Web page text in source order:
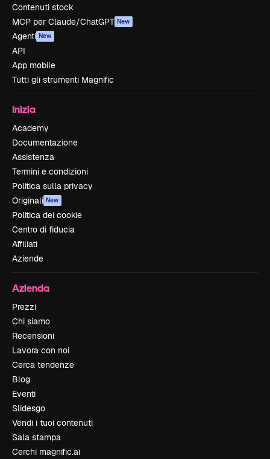
Contenuti stock
MCP per Claude/ChatGPT New
Agenti New
API
App mobile
Tutti gli strumenti Magnific
Inizia
Academy
Documentazione
Assistenza
Termini e condizioni
Politica sulla privacy
Originali New
Politica dei cookie
Centro di fiducia
Affiliati
Aziende
Azienda
Prezzi
Chi siamo
Recensioni
Lavora con noi
Cerca tendenze
Blog
Eventi
Slidesgo
Vendi i tuoi contenuti
Sala stampa
Cerchi magnific.ai